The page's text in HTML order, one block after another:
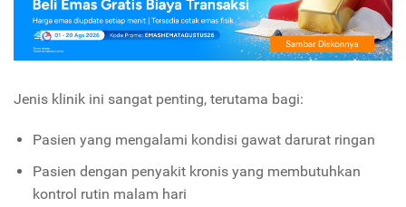
Jenis klinik ini sangat penting, terutama bagi:
Pasien yang mengalami kondisi gawat darurat ringan
Pasien dengan penyakit kronis yang membutuhkan
kontrol rutin malam hari